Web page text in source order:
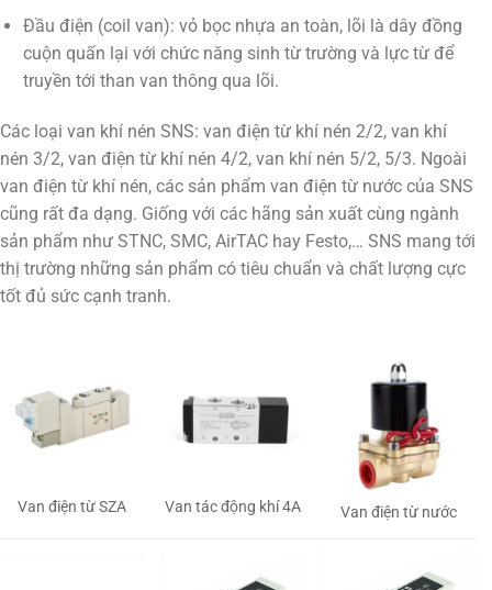
Đầu điện (coil van): vỏ bọc nhựa an toàn, lõi là dây đồng
cuộn quấn lại với chức năng sinh từ trường và lực từ để
truyền tới than van thông qua lõi.
Các loại van khí nén SNS: van điện từ khí nén 2/2, van khí
nén 3/2, van điện từ khí nén 4/2, van khí nén 5/2, 5/3. Ngoài
van điện từ khí nén, các sản phẩm van điện từ nước của SNS
cũng rất đa dạng. Giống với các hãng sản xuất cùng ngành
sản phẩm như STNC, SMC, AirTAC hay Festo,… SNS mang tới
thị trường những sản phẩm có tiêu chuẩn và chất lượng cực
tốt đủ sức cạnh tranh.
Van điện từ SZA Van tác động khí 4A Van điện từ nước